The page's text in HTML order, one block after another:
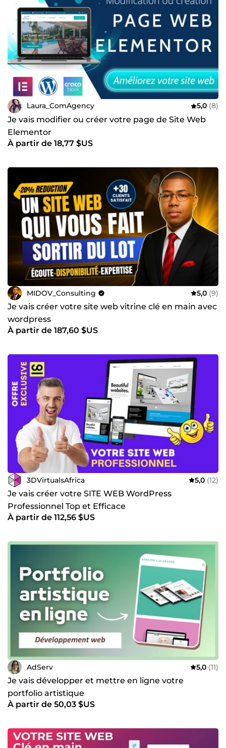
Laura_ComAgency 5,0 (8)
Je vais modifier ou créer votre page de Site Web
Elementor
À partir de 18,77 $US
MIDOV_Consulting 5,0 (9)
Je vais créer votre site web vitrine clé en main avec
wordpress
À partir de 187,60 $US
3DVirtualsAfrica 5,0 (12)
Je vais créer votre SITE WEB WordPress
Professionnel Top et Efficace
À partir de 112,56 $US
AdServ 5,0 (11)
Je vais développer et mettre en ligne votre
portfolio artistique
À partir de 50,03 $US